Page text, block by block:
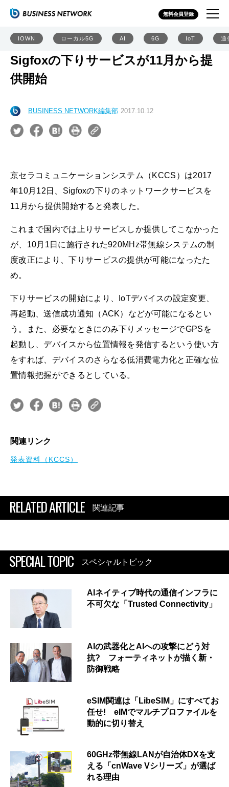
無料会員登録
IOWN ローカル5G AI 6G IoT 通
Sigfoxの下りサービスが11月から提
供開始
BUSINESS NETWORK編集部 2017.10.12
京セラコミュニケーションシステム（KCCS）は2017
年10月12日、Sigfoxの下りのネットワークサービスを
11月から提供開始すると発表した。
これまで国内では上りサービスしか提供してこなかった
が、10月1日に施行された920MHz帯無線システムの制
度改正により、下りサービスの提供が可能になったた
め。
下りサービスの開始により、IoTデバイスの設定変更、
再起動、送信成功通知（ACK）などが可能になるとい
う。また、必要なときにのみ下りメッセージでGPSを
起動し、デバイスから位置情報を発信するという使い方
をすれば、デバイスのさらなる低消費電力化と正確な位
置情報把握ができるとしている。
関連リンク
発表資料（KCCS）
RELATED ARTICLE 関連記事
SPECIAL TOPIC スペシャルトピック
AIネイティブ時代の通信インフラに
不可欠な「Trusted Connectivity」
AIの武器化とAIへの攻撃にどう対
抗? フォーティネットが描く新・
防御戦略
eSIM関連は「LibeSIM」にすべてお
任せ! eIMでマルチプロファイルを
動的に切り替え
60GHz帯無線LANが自治体DXを支
える「cnWave Vシリーズ」が選ば
れる理由